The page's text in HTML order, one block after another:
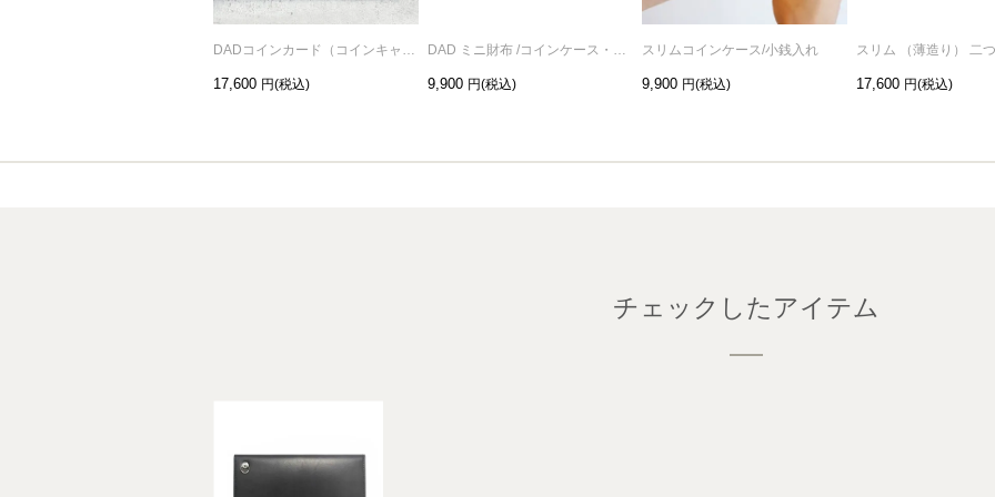
DADコインカード（コインキャッチャー）ブラック/小銭入れ
17,600
DAD ミニ財布 /コインケース・小銭入れ
9,900
スリムコインケース/小銭入れ
9,900 17,600
チェックしたアイテム